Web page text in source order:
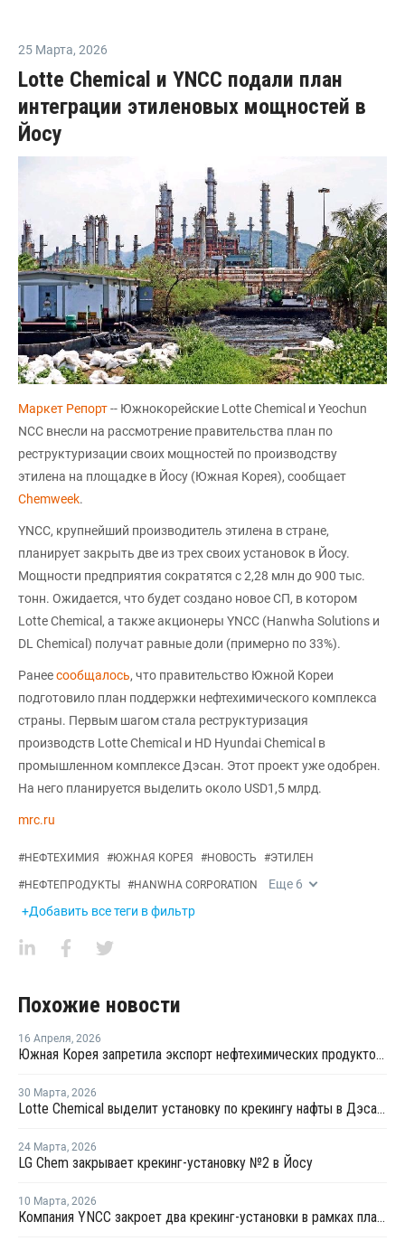
25 Марта, 2026
Lotte Chemical и YNCC подали план
интеграции этиленовых мощностей в
Йосу
Маркет Репорт-- Южнокорейские Lotte Chemical и Yeochun
NCC внесли на рассмотрение правительства план по
реструктуризации своих мощностей по производству
этилена на площадке в Йосу (Южная Корея), сообщает
Chemweek.
YNCC, крупнейший производитель этилена в стране,
планирует закрыть две из трех своих установок в Йосу.
Мощности предприятия сократятся с 2,28 млн до 900 тыс.
тонн. Ожидается, что будет создано новое СП, в котором
Lotte Chemical, а также акционеры YNCC (Hanwha Solutions и
DL Chemical) получат равные доли (примерно по 33%).
Ранеесообщалось, что правительство Южной Кореи
подготовило план поддержки нефтехимического комплекса
страны. Первым шагом стала реструктуризация
производств Lotte Chemical и HD Hyundai Chemical в
промышленном комплексе Дэсан. Этот проект уже одобрен.
На него планируется выделить около USD1,5 млрд.
mrc.ru
#НЕФТЕХИМИЯ #ЮЖНАЯ КОРЕЯ #НОВОСТЬ #ЭТИЛЕН
#НЕФТЕПРОДУКТЫ #HANWHA CORPORATION Еще 6
+Добавить все теги в фильтр
Похожие новости
16 Апреля, 2026
Южная Корея запретила экспорт нефтехимических продуктов из нафты
30 Марта, 2026
Lotte Chemical выделит установку по крекингу нафты в Дэсане и объединится с HD Hyundai Chemical
24 Марта, 2026
LG Chem закрывает крекинг-установку №2 в Йосу
10 Марта, 2026
Компания YNCC закроет два крекинг-установки в рамках плана рационализации производства этилена в Южной Корее